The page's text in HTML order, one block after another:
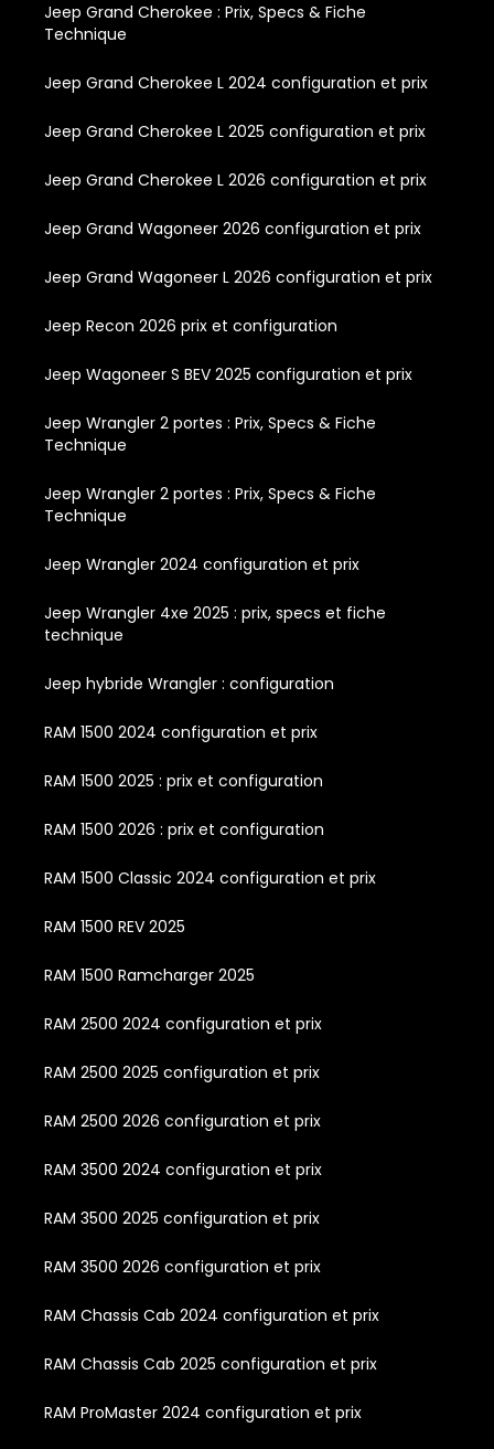
Jeep Grand Cherokee : Prix, Specs & Fiche
Technique
Jeep Grand Cherokee L 2024 configuration et prix
Jeep Grand Cherokee L 2025 configuration et prix
Jeep Grand Cherokee L 2026 configuration et prix
Jeep Grand Wagoneer 2026 configuration et prix
Jeep Grand Wagoneer L 2026 configuration et prix
Jeep Recon 2026 prix et configuration
Jeep Wagoneer S BEV 2025 configuration et prix
Jeep Wrangler 2 portes : Prix, Specs & Fiche
Technique
Jeep Wrangler 2 portes : Prix, Specs & Fiche
Technique
Jeep Wrangler 2024 configuration et prix
Jeep Wrangler 4xe 2025 : prix, specs et fiche
technique
Jeep hybride Wrangler : configuration
RAM 1500 2024 configuration et prix
RAM 1500 2025 : prix et configuration
RAM 1500 2026 : prix et configuration
RAM 1500 Classic 2024 configuration et prix
RAM 1500 REV 2025
RAM 1500 Ramcharger 2025
RAM 2500 2024 configuration et prix
RAM 2500 2025 configuration et prix
RAM 2500 2026 configuration et prix
RAM 3500 2024 configuration et prix
RAM 3500 2025 configuration et prix
RAM 3500 2026 configuration et prix
RAM Chassis Cab 2024 configuration et prix
RAM Chassis Cab 2025 configuration et prix
RAM ProMaster 2024 configuration et prix